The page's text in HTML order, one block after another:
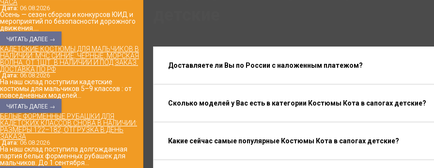
ЧАСА
Дата: 06.08.2026
Осень — сезон сборов и конкурсов ЮИД и
мероприятий по безопасности дорожного
движения....
ЧИТАТЬ ДАЛЕЕ →
КАДЕТСКИЕ КОСТЮМЫ ДЛЯ МАЛЬЧИКОВ В
НАЛИЧИИ: МЧС СИНИЕ, ЧЕРНЫЕ, МОРСКАЯ
ВОЛНА. ОТ 1ШТ. В НАЛИЧИИ И ПОД ЗАКАЗ.
ДОСТАВКА ПО РФ
Дата: 06.08.2026
На наш склад поступили кадетские
костюмы для мальчиков 5–9 классов : от
повседневных моделей...
ЧИТАТЬ ДАЛЕЕ →
БЕЛЫЕ ФОРМЕННЫЕ РУБАШКИ ДЛЯ
КАДЕТСКИХ КЛАССОВ СНОВА В НАЛИЧИИ:
РАЗМЕРЫ 122–182, ОТГРУЗКА В ДЕНЬ
ЗАКАЗА
Дата: 06.08.2026
На наш склад поступила долгожданная
партия белых форменных рубашек для
мальчиков. До 1 сентября...
Доставляете ли Вы по России с наложенным платежом?
Сколько моделей у Вас есть в категории Костюмы Кота в сапогах детские?
Какие сейчас самые популярные Костюмы Кота в сапогах детские?